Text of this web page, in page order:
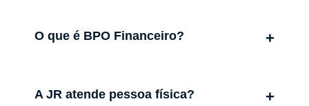
O que é BPO Financeiro?
A JR atende pessoa física?